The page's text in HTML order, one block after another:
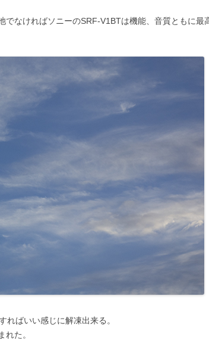
でなければソニーのSRF-V1BTは機能、音質ともに最
ればいい感じに解凍出来る。
た。